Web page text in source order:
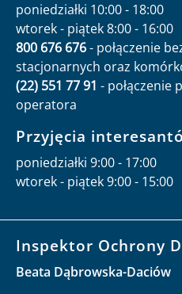
poniedziałki 10:00 - 18:00
wtorek - piątek 8:00 - 16:00
800 676 676- połączenie
stacjonarnych oraz
(22) 551 77 91 - połączenie
operatora
Przyjęcia
poniedziałki 9:00 - 17:00
wtorek - piątek 9:00 - 15:00
Inspektor Ochrony
Beata Dąbrowska-Daciów